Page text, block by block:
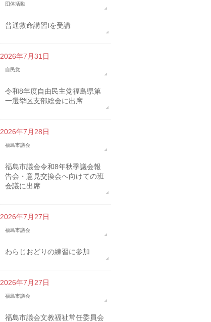
団体活動
普通救命講習Iを受講
2026年7月31日
自民党
令和8年度自由民主党福島県第
一選挙区支部総会に出席
2026年7月28日
福島市議会
福島市議会令和8年秋季議会報
告会・意見交換会へ向けての班
会議に出席
2026年7月27日
福島市議会
わらじおどりの練習に参加
2026年7月27日
福島市議会
福島市議会文教福祉常任委員会